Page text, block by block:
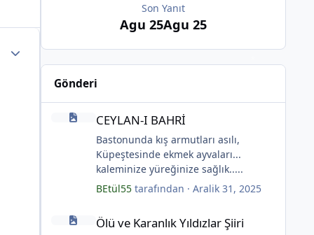
Son Yanıt
Agu 25Agu 25
Gönderi
CEYLAN-I BAHRİ
CEYLAN-I BAHRİ
Bastonunda kış armutları asılı,
Küpeştesinde ekmek ayvaları...
kaleminize yüreğinize sağlık.....
BEtül55tarafından · Aralik 31, 2025
Ölü ve Karanlık Yıldızlar Şiiri
Ölü ve Karanlık Yıldızlar Şiiri